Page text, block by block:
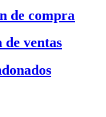
de compra
ventas